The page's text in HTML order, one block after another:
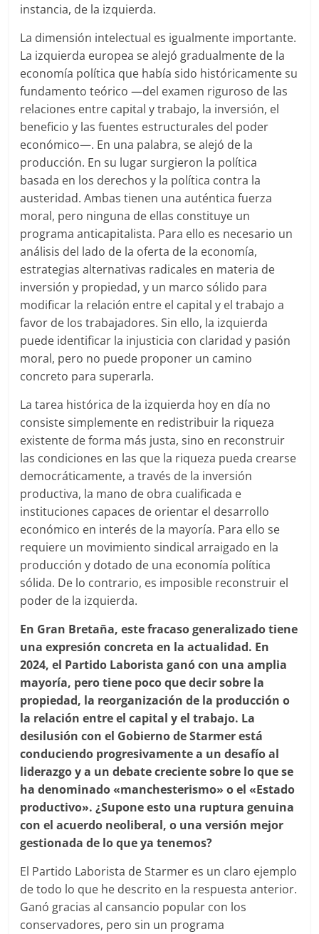
instancia, de la izquierda.
La dimensión intelectual es igualmente importante.
La izquierda europea se alejó gradualmente de la
economía política que había sido históricamente su
fundamento teórico —del examen riguroso de las
relaciones entre capital y trabajo, la inversión, el
beneficio y las fuentes estructurales del poder
económico—. En una palabra, se alejó de la
producción. En su lugar surgieron la política
basada en los derechos y la política contra la
austeridad. Ambas tienen una auténtica fuerza
moral, pero ninguna de ellas constituye un
programa anticapitalista. Para ello es necesario un
análisis del lado de la oferta de la economía,
estrategias alternativas radicales en materia de
inversión y propiedad, y un marco sólido para
modificar la relación entre el capital y el trabajo a
favor de los trabajadores. Sin ello, la izquierda
puede identificar la injusticia con claridad y pasión
moral, pero no puede proponer un camino
concreto para superarla.
La tarea histórica de la izquierda hoy en día no
consiste simplemente en redistribuir la riqueza
existente de forma más justa, sino en reconstruir
las condiciones en las que la riqueza pueda crearse
democráticamente, a través de la inversión
productiva, la mano de obra cualificada e
instituciones capaces de orientar el desarrollo
económico en interés de la mayoría. Para ello se
requiere un movimiento sindical arraigado en la
producción y dotado de una economía política
sólida. De lo contrario, es imposible reconstruir el
poder de la izquierda.
En Gran Bretaña, este fracaso generalizado tiene
una expresión concreta en la actualidad. En
2024, el Partido Laborista ganó con una amplia
mayoría, pero tiene poco que decir sobre la
propiedad, la reorganización de la producción o
la relación entre el capital y el trabajo. La
desilusión con el Gobierno de Starmer está
conduciendo progresivamente a un desafío al
liderazgo y a un debate creciente sobre lo que se
ha denominado «manchesterismo» o el «Estado
productivo». ¿Supone esto una ruptura genuina
con el acuerdo neoliberal, o una versión mejor
gestionada de lo que ya tenemos?
El Partido Laborista de Starmer es un claro ejemplo
de todo lo que he descrito en la respuesta anterior.
Ganó gracias al cansancio popular con los
conservadores, pero sin un programa